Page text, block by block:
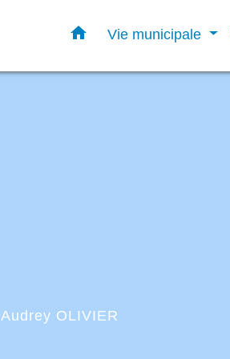
home Vie municipale
Audrey OLIVIER